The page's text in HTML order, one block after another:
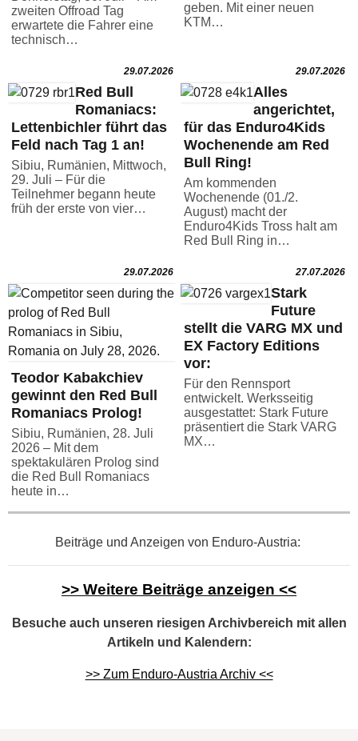
zweiten Offroad Tag
erwartete die Fahrer eine
technisch…
geben. Mit einer neuen
KTM…
29.07.2026
Red Bull
Romaniacs:
Lettenbichler führt das
Feld nach Tag 1 an!
Sibiu, Rumänien, Mittwoch,
29. Juli – Für die
Teilnehmer begann heute
früh der erste von vier…
29.07.2026
Alles
angerichtet,
für das Enduro4Kids
Wochenende am Red
Bull Ring!
Am kommenden
Wochenende (01./2.
August) macht der
Enduro4Kids Tross halt am
Red Bull Ring in…
29.07.2026
Teodor Kabakchiev
gewinnt den Red Bull
Romaniacs Prolog!
Sibiu, Rumänien, 28. Juli
2026 – Mit dem
spektakulären Prolog sind
die Red Bull Romaniacs
heute in…
27.07.2026
Stark
Future
stellt die VARG MX und
EX Factory Editions
vor:
Für den Rennsport
entwickelt. Werksseitig
ausgestattet: Stark Future
präsentiert die Stark VARG
MX…
Beiträge und Anzeigen von Enduro-Austria:
>> Weitere Beiträge anzeigen <<
Besuche auch unseren riesigen Archivbereich mit allen
Artikeln und Kalendern:
>> Zum Enduro-Austria Archiv <<